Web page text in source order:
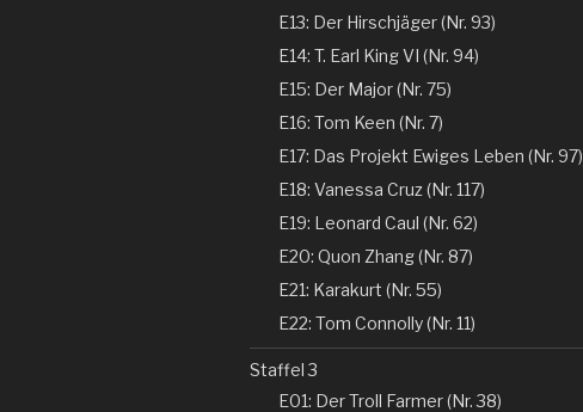
E13: Der Hirschjäger (Nr. 93)
E14: T. Earl King VI (Nr. 94)
E15: Der Major (Nr. 75)
E16: Tom Keen (Nr. 7)
E17: Das Projekt Ewiges Leben (Nr. 97)
E18: Vanessa Cruz (Nr. 117)
E19: Leonard Caul (Nr. 62)
E20: Quon Zhang (Nr. 87)
E21: Karakurt (Nr. 55)
E22: Tom Connolly (Nr. 11)
Staffel 3
E01: Der Troll Farmer (Nr. 38)